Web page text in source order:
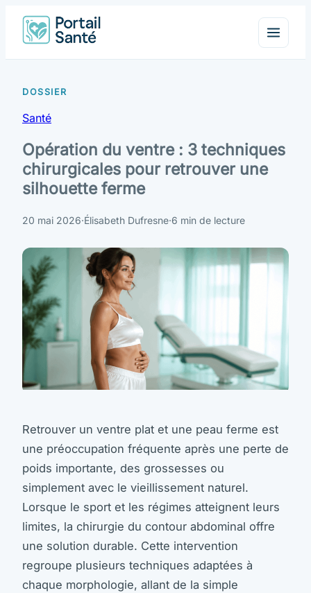
Santé
Opération du ventre : 3 techniques
chirurgicales pour retrouver une
silhouette ferme
20 mai 2026·Élisabeth Dufresne·6 min de lecture
Retrouver un ventre plat et une peau ferme est
une préoccupation fréquente après une perte de
poids importante, des grossesses ou
simplement avec le vieillissement naturel.
Lorsque le sport et les régimes atteignent leurs
limites, la chirurgie du contour abdominal offre
une solution durable. Cette intervention
regroupe plusieurs techniques adaptées à
chaque morphologie, allant de la simple